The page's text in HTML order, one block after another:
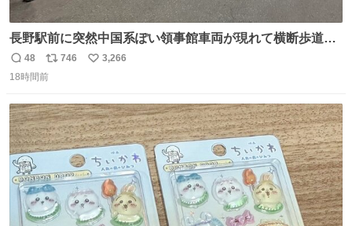
長野駅前に突然中国系ぽい領事館車両が現れて横断歩道に
停車して普通に荷物下ろし始めたけど超法規的活動だから
治外法権なのすごい
返
信
48
リ
ポ
ト
数
746
い
数
3,266
18時間前